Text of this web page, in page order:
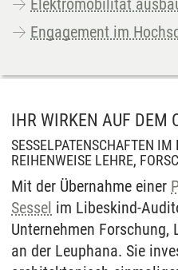
Elektromobilität
Engagement im
IHR WIRKEN AUF DEM
SESSELPATENSCHAFTEN
REIHENWEISE LEHRE,
Mit der Übernahme einer
Sessel im Libeskind-
Unternehmen Forschung,
an der Leuphana. Sie